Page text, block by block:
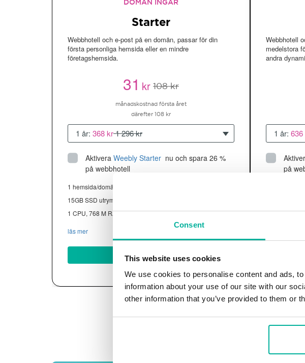
Consent
This website uses cookies
We use cookies to personalise content and ads,
information about your use of our site with our
other information that you’ve provided to them or
DOMÄN INGÅR
Starter
Webbhotell och e-post på en domän, passar för din
första personliga hemsida eller en mindre
företagshemsida.
31kr 108 kr
månadskostnad första året
därefter 108 kr
1 år: 368 kr1 296 kr
Aktivera Weebly Starter nu och spara 26 %
på webbhotell
1 hemsida/domän
15GB SSD utrymme
1 CPU, 768 M RAM ~13K besökare/mån
läs mer
Köp nu
Webbhotell
medelstora
andra
1 år:
på
2 CPU, 2GB
Alla priser visas exklusive moms. Våra